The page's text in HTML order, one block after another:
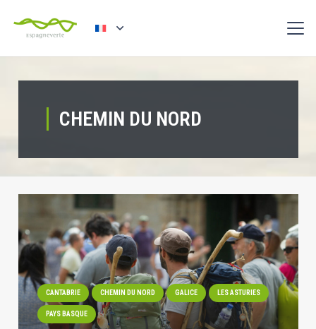
CHEMIN DU NORD
CANTABRIE CHEMIN DU NORD GALICE LES ASTURIES
PAYS BASQUE